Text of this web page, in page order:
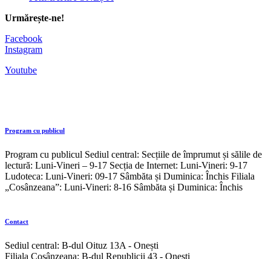
Urmărește-ne!
Facebook
Instagram
Youtube
Program cu publicul
Program cu publicul Sediul central: Secțiile de împrumut și sălile de
lectură: Luni-Vineri – 9-17 Secția de Internet: Luni-Vineri: 9-17
Ludoteca: Luni-Vineri: 09-17 Sâmbăta și Duminica: Închis Filiala
„Cosânzeana”: Luni-Vineri: 8-16 Sâmbăta și Duminica: Închis
Contact
Sediul central: B-dul Oituz 13A - Onești
Filiala Cosânzeana: B-dul Republicii 43 - Onești